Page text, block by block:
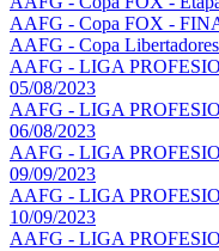
AAFG - Copa FOX -
AAFG - Copa
AAFG - LIGA
05/08/2023
AAFG - LIGA
06/08/2023
AAFG - LIGA
09/09/2023
AAFG - LIGA
10/09/2023
AAFG - LIGA